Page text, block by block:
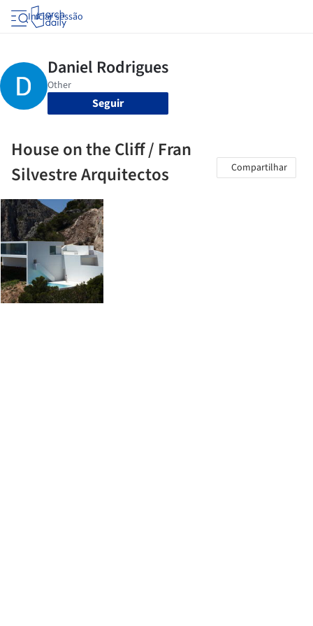
Iniciar sessão
Seguir
House on the Cliff / Fran
Silvestre Arquitectos
Compartilhar